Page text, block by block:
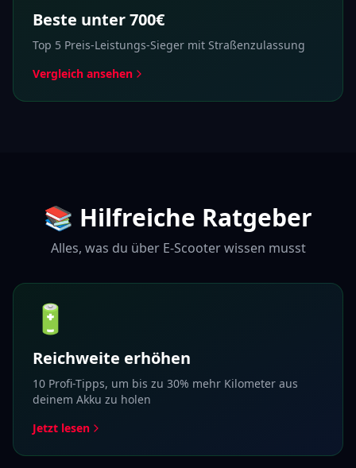
Beste unter 700€
Top 5 Preis-Leistungs-Sieger mit Straßenzulassung
Vergleich ansehen
📚 Hilfreiche Ratgeber
Alles, was du über E-Scooter wissen musst
🔋
Reichweite erhöhen
10 Profi-Tipps, um bis zu 30% mehr Kilometer aus
deinem Akku zu holen
Jetzt lesen